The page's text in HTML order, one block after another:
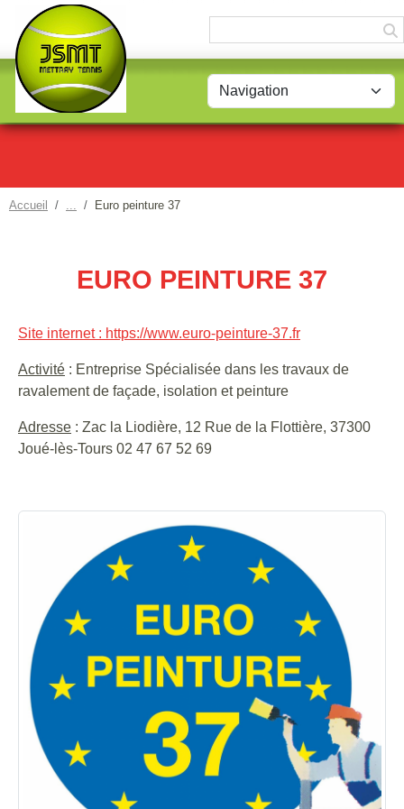
Accueil Euro peinture 37
EURO PEINTURE 37
Site internet : https://www.euro-peinture-37.fr
Activité : Entreprise Spécialisée dans les travaux de
ravalement de façade, isolation et peinture
Adresse : Zac la Liodière, 12 Rue de la Flottière, 37300
Joué-lès-Tours 02 47 67 52 69
Panneau de gestion des cookies